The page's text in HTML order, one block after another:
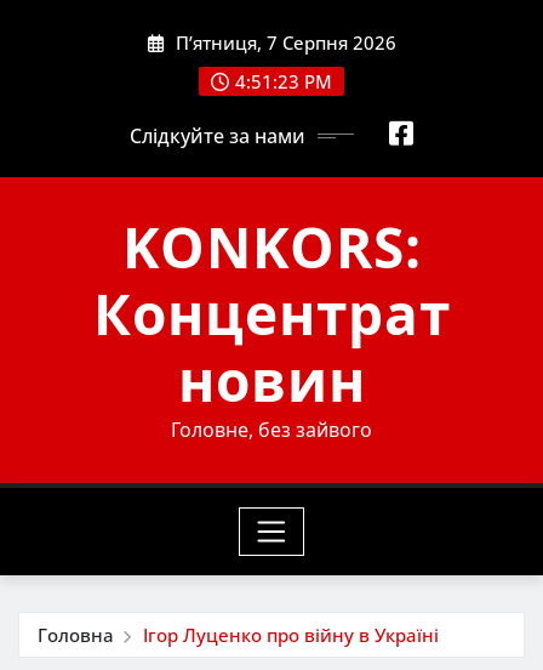
П’ятниця, 7 Серпня 2026
4:51:25 PM
Слідкуйте за нами
KONKORS:
Концентрат
новин
Головне, без зайвого
Головна Ігор Луценко про війну в Україні